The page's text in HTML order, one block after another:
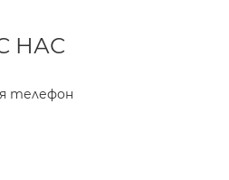
НАС
телефон